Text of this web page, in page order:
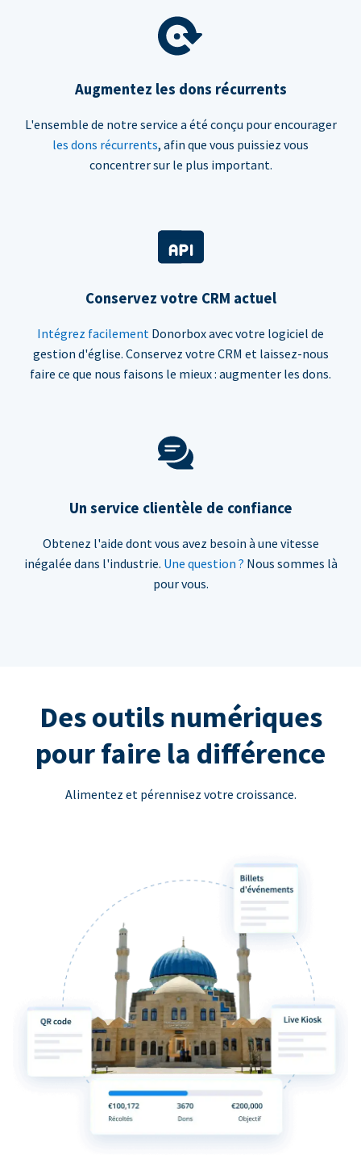
Augmentez les dons récurrents
L'ensemble de notre service a été conçu pour encourager
les dons récurrents, afin que vous puissiez vous
concentrer sur le plus important.
Conservez votre CRM actuel
Intégrez facilement Donorbox avec votre logiciel de
gestion d'église. Conservez votre CRM et laissez-nous
faire ce que nous faisons le mieux : augmenter les dons.
Un service clientèle de confiance
Obtenez l'aide dont vous avez besoin à une vitesse
inégalée dans l'industrie. Une question ? Nous sommes là
pour vous.
Des outils numériques
pour faire la différence
Alimentez et pérennisez votre croissance.